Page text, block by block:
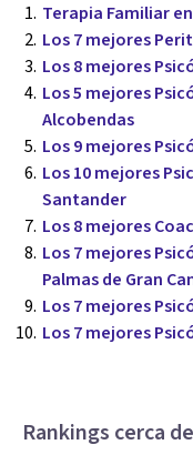
Terapia Familiar
Los 7 mejores
Los 8 mejores
Los 5 mejores
Alcobendas
Los 9 mejores
Los 10 mejores
Santander
Los 8 mejores
Los 7 mejores
Palmas de Gran
Los 7 mejores
Los 7 mejores
Rankings cerca